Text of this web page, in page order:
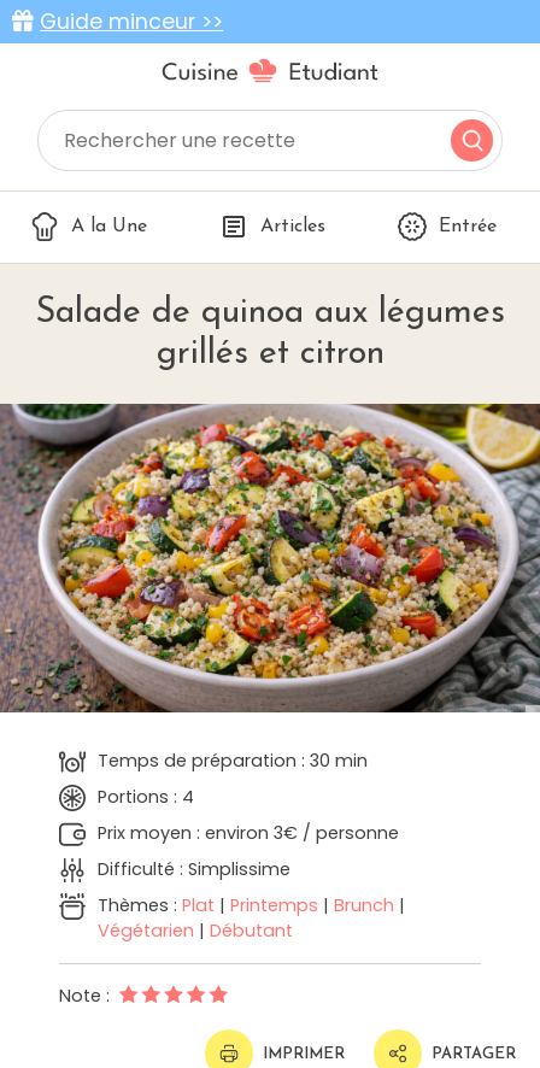
Guide minceur >>
A la Une Articles Entrée
Salade de quinoa aux légumes
grillés et citron
Temps de préparation : 30 min
Portions : 4
Prix moyen : environ 3€ / personne
Difficulté : Simplissime
Thèmes : Plat | Printemps | Brunch |
Végétarien | Débutant
Note :
IMPRIMER PARTAGER